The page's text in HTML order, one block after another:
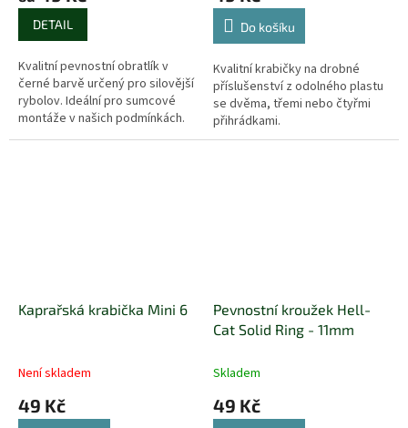
DETAIL
Kvalitní pevnostní obratlík v
černé barvě určený pro silovější
rybolov. Ideální pro sumcové
montáže v našich podmínkách.
Do košíku
Kvalitní krabičky na drobné
příslušenství z odolného plastu
se dvěma, třemi nebo čtyřmi
přihrádkami.
Kaprařská krabička Mini 6
Není skladem
49 Kč
Pevnostní kroužek Hell-
Cat Solid Ring - 11mm
Skladem
49 Kč